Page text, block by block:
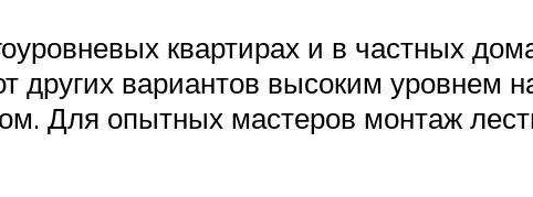
квартирах и в частных
других вариантов высоким уровнем
Для опытных мастеров монтаж